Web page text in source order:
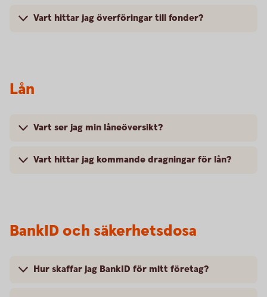
Vart hittar jag överföringar till fonder?
Lån
Vart ser jag min låneöversikt?
Vart hittar jag kommande dragningar för lån?
BankID och säkerhetsdosa
Hur skaffar jag BankID för mitt företag?